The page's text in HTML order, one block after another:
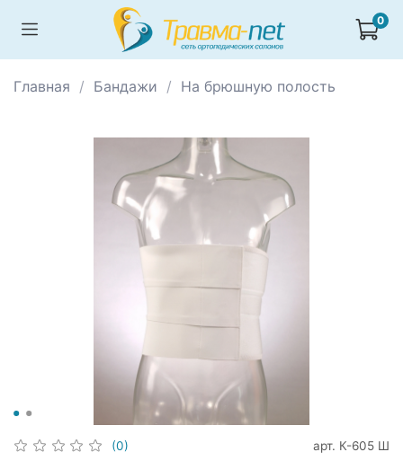
0
Главная Бандажи На брюшную полость
(0) арт. К-605 Ш